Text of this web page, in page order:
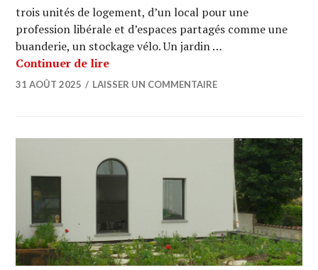
trois unités de logement, d’un local pour une
profession libérale et d’espaces partagés comme une
buanderie, un stockage vélo. Un jardin …
Continuer de lireARCHI URBAIN (20/01) : OF7 /
31 AOÛT 2025 LAISSER UN COMMENTAIRE